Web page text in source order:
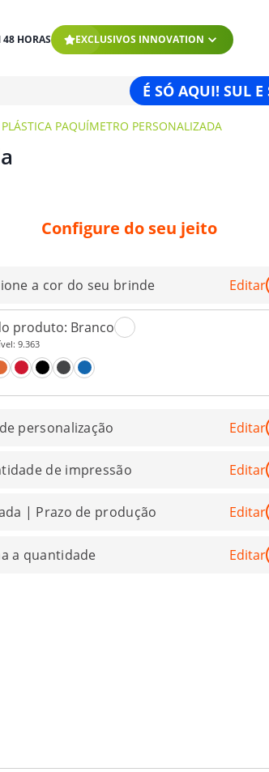
HORAS EXCLUSIVOS INNOVATION
É SÓ AQUI! SUL E
PAQUÍMETRO PERSONALIZADA
Configure do seu jeito
a cor do seu brinde Editar
produto: Branco
9.363
personalização Editar
de impressão Editar
| Prazo de produção Editar
a quantidade Editar